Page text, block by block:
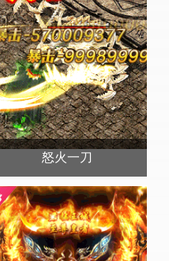
怒火一刀
送1000首冲 开始游戏